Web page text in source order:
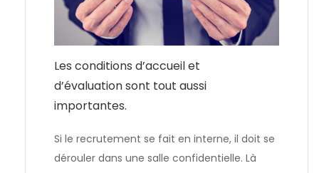
Les conditions d’accueil et
d’évaluation sont tout aussi
importantes.
Si le recrutement se fait en interne, il doit se
dérouler dans une salle confidentielle. Là